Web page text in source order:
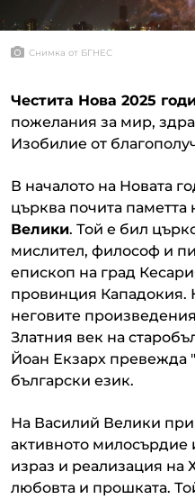
Снимка от БГНЕС
Честита Нова 2025
пожелания за мир,
Изобилие от
В началото на Новата
църква почита паметта
Велики. Той е бил
мислител, философ и
епископ на град
провинция Кападокия.
неговите
Златния век на
Йоан Екзарх превежда
български език.
На Василий Велики
активното милосърдие
израз и реализация на
любовта и прошката.